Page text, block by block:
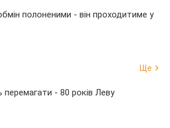
полоненими - він проходитиме у
Ще
перемагати - 80 років Леву